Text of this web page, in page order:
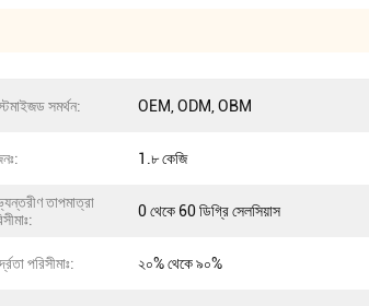
সমর্থন: OEM, ODM, OBM
1.৮ কেজি
তাপমাত্রা
0 থেকে 60 ডিগ্রি সেলসিয়াস
পরিসীমাঃ: ২০% থেকে ৯০%